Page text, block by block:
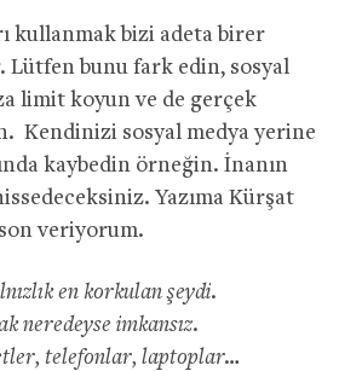
kullanmak bizi adeta birer
bunu fark edin, sosyal
limit koyun ve de gerçek
Kendinizi sosyal medya yerine
kaybedin örneğin. İnanın
Yazıma Kürşat
veriyorum.
en korkulan şeydi.
neredeyse imkansız.
telefonlar, laptoplar…